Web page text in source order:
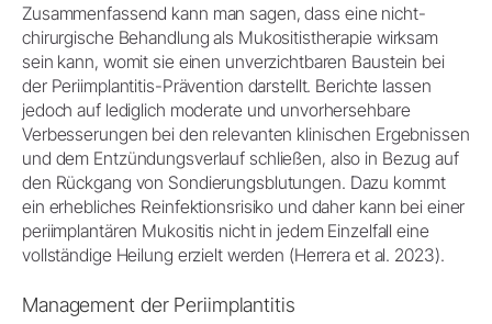
Zusammenfassend kann man sagen, dass eine nicht-
chirurgische Behandlung als Mukositistherapie wirksam
sein kann, womit sie einen unverzichtbaren Baustein bei
der Periimplantitis-Prävention darstellt. Berichte lassen
jedoch auf lediglich moderate und unvorhersehbare
Verbesserungen bei den relevanten klinischen Ergebnissen
und dem Entzündungsverlauf schließen, also in Bezug auf
den Rückgang von Sondierungsblutungen. Dazu kommt
ein erhebliches Reinfektionsrisiko und daher kann bei einer
periimplantären Mukositis nicht in jedem Einzelfall eine
vollständige Heilung erzielt werden (Herrera et al. 2023).
Management der Periimplantitis